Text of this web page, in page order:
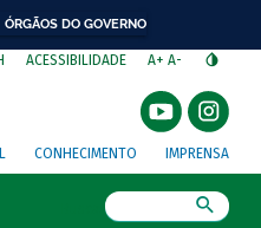
ÓRGÃOS DO GOVERNO
ACESSIBILIDADE A+ A-
CONHECIMENTO IMPRENSA